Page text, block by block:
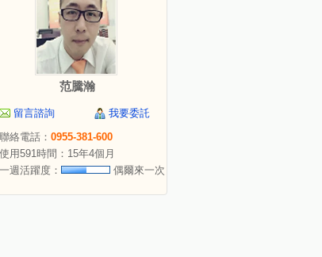
范騰瀚
留言諮詢
我要委託
聯絡電話： 0955-381-600
使用591時間：15年4個月
一週活躍度：
偶爾來一次